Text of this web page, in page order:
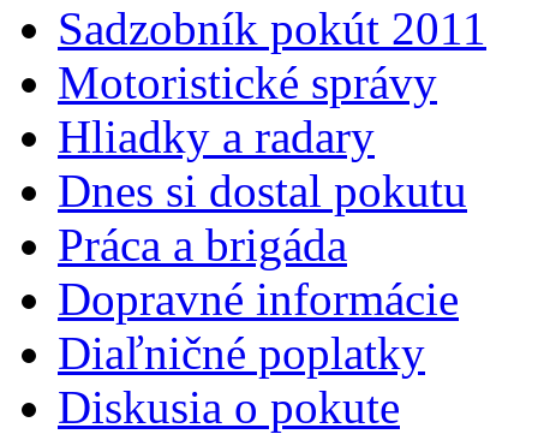
Sadzobník pokút 2011
Motoristické správy
Hliadky a radary
Dnes si dostal pokutu
Práca a brigáda
Dopravné informácie
Diaľničné poplatky
Diskusia o pokute